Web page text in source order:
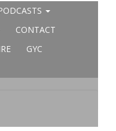
CONTACT
GYC